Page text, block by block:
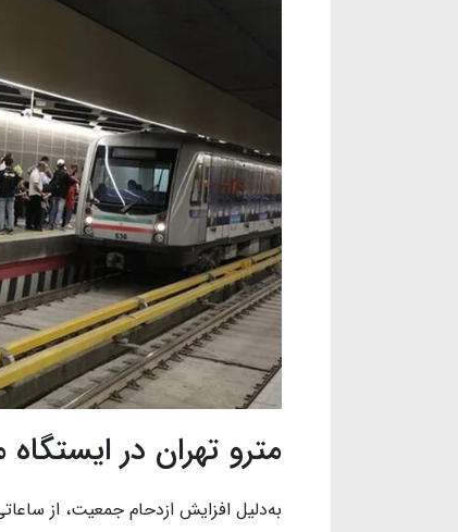
مترو تهران در
به‌دلیل افزایش ازدحام جمعیت، از